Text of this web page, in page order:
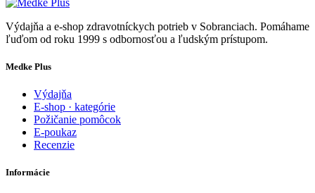
Výdajňa a e-shop zdravotníckych potrieb v Sobranciach. Pomáhame
ľuďom od roku 1999 s odbornosťou a ľudským prístupom.
Medke Plus
Výdajňa
E-shop · kategórie
Požičanie pomôcok
E-poukaz
Recenzie
Informácie